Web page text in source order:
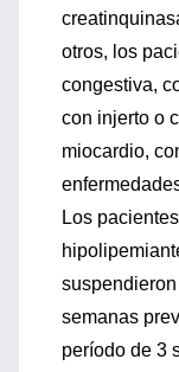
otros, los
congestiva,
con injerto o
miocardio,
Los
semanas
período de 3